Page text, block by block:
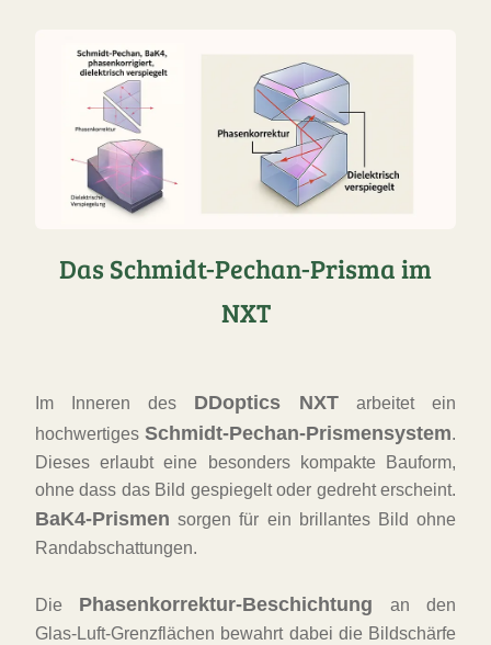
Das Schmidt-Pechan-Prisma im
NXT
Im Inneren des DDoptics NXT arbeitet ein
hochwertiges Schmidt-Pechan-Prismensystem.
Dieses erlaubt eine besonders kompakte Bauform,
ohne dass das Bild gespiegelt oder gedreht erscheint.
BaK4-Prismen sorgen für ein brillantes Bild ohne
Randabschattungen.
Die Phasenkorrektur-Beschichtung an den
Glas-Luft-Grenzflächen bewahrt dabei die Bildschärfe